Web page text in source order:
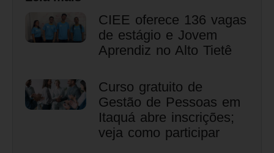
CIEE oferece 136 vagas
de estágio e Jovem
Aprendiz no Alto Tietê
Curso gratuito de
Gestão de Pessoas em
Itaquá abre inscrições;
veja como participar